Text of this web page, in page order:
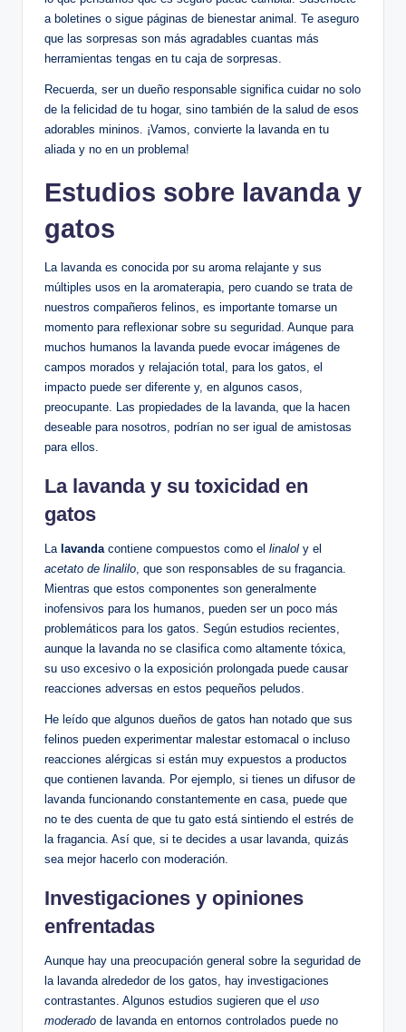
a boletines o sigue páginas de bienestar animal. Te aseguro
que las sorpresas son más agradables cuantas más
herramientas tengas en tu caja de sorpresas.
Recuerda, ser un dueño responsable significa cuidar no solo
de la felicidad de tu hogar, sino también de la salud de esos
adorables mininos. ¡Vamos, convierte la lavanda en tu
aliada y no en un problema!
Estudios sobre lavanda y
gatos
La lavanda es conocida por su aroma relajante y sus
múltiples usos en la aromaterapia, pero cuando se trata de
nuestros compañeros felinos, es importante tomarse un
momento para reflexionar sobre su seguridad. Aunque para
muchos humanos la lavanda puede evocar imágenes de
campos morados y relajación total, para los gatos, el
impacto puede ser diferente y, en algunos casos,
preocupante. Las propiedades de la lavanda, que la hacen
deseable para nosotros, podrían no ser igual de amistosas
para ellos.
La lavanda y su toxicidad en
gatos
La lavanda contiene compuestos como el linalol y el
acetato de linalilo , que son responsables de su fragancia.
Mientras que estos componentes son generalmente
inofensivos para los humanos, pueden ser un poco más
problemáticos para los gatos. Según estudios recientes,
aunque la lavanda no se clasifica como altamente tóxica,
su uso excesivo o la exposición prolongada puede causar
reacciones adversas en estos pequeños peludos.
He leído que algunos dueños de gatos han notado que sus
felinos pueden experimentar malestar estomacal o incluso
reacciones alérgicas si están muy expuestos a productos
que contienen lavanda. Por ejemplo, si tienes un difusor de
lavanda funcionando constantemente en casa, puede que
no te des cuenta de que tu gato está sintiendo el estrés de
la fragancia. Así que, si te decides a usar lavanda, quizás
sea mejor hacerlo con moderación.
Investigaciones y opiniones
enfrentadas
Aunque hay una preocupación general sobre la seguridad de
la lavanda alrededor de los gatos, hay investigaciones
contrastantes. Algunos estudios sugieren que el uso
moderado de lavanda en entornos controlados puede no